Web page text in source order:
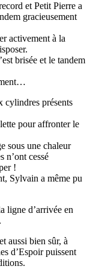
et Petit Pierre a
gracieusement
activement à la
brisée et le tandem
cylindres présents
pour affronter le
sous une chaleur
n’ont cessé
!
Sylvain a même pu
ligne d’arrivée en
aussi bien sûr, à
d’Espoir puissent